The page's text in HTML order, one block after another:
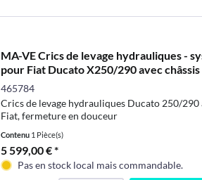
MA-VE Crics de levage hydrauliques -
pour Fiat Ducato X250/290 avec
465784
Crics de levage hydrauliques Ducato 250/290
Fiat, fermeture en douceur
Contenu 1 Pièce(s)
5 599,00 € *
Pas en stock local mais commandable.